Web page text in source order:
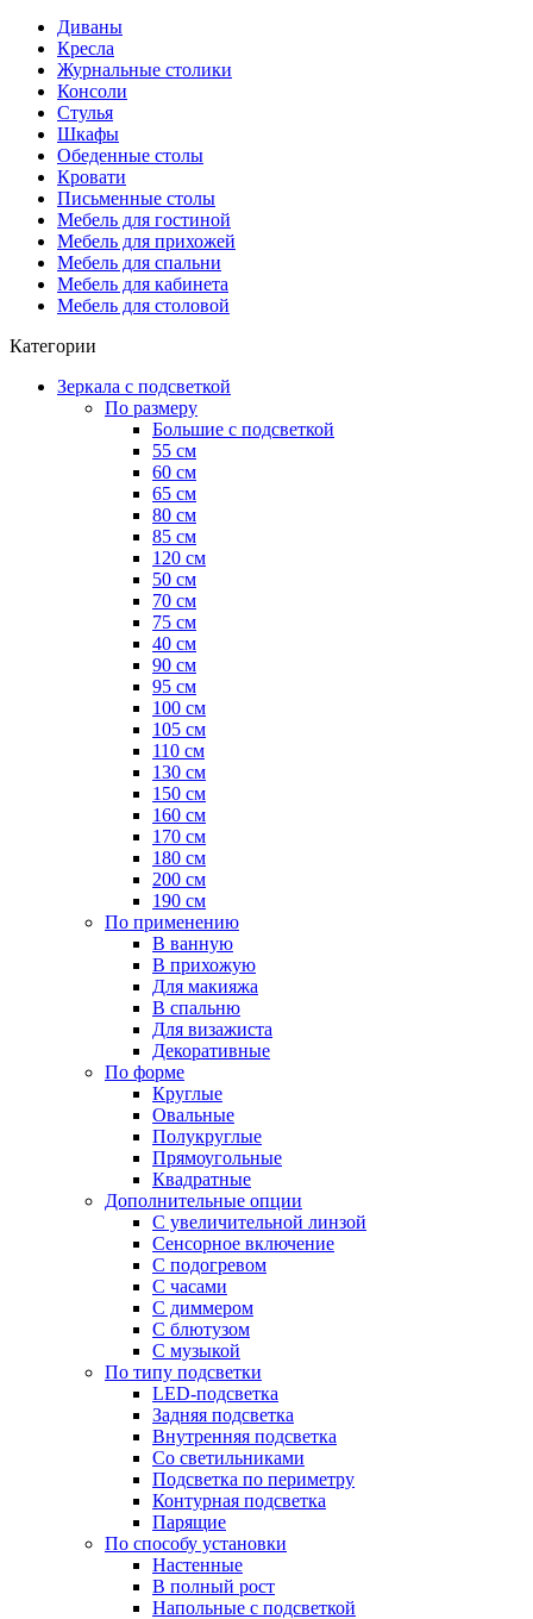
Диваны
Кресла
Журнальные столики
Консоли
Стулья
Шкафы
Обеденные столы
Кровати
Письменные столы
Мебель для гостиной
Мебель для прихожей
Мебель для спальни
Мебель для кабинета
Мебель для столовой
Категории
Зеркала с подсветкой
По размеру
Большие с подсветкой
55 см
60 см
65 см
80 см
85 см
120 см
50 см
70 см
75 см
40 см
90 см
95 см
100 см
105 см
110 см
130 см
150 см
160 см
170 см
180 см
200 см
190 см
По применению
В ванную
В прихожую
Для макияжа
В спальню
Для визажиста
Декоративные
По форме
Круглые
Овальные
Полукруглые
Прямоугольные
Квадратные
Дополнительные опции
C увеличительной линзой
Сенсорное включение
С подогревом
С часами
С диммером
С блютузом
С музыкой
По типу подсветки
LED-подсветка
Задняя подсветка
Внутренняя подсветка
Со светильниками
Подсветка по периметру
Контурная подсветка
Парящие
По способу установки
Настенные
В полный рост
Напольные с подсветкой